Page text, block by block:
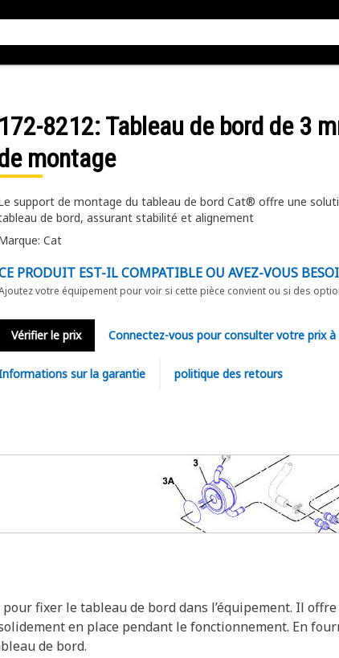
172-8212: Tableau de bord de 3
montage
support de montage du tableau de bord Cat® offre une
de bord, assurant stabilité et alignement
Cat
PRODUIT EST-IL COMPATIBLE OU AVEZ-VOUS
votre équipement pour voir si cette pièce convient ou si des
Vérifier le prix Connectez-vous pour consulter votre prix
sur la garantie politique des retours
fixer le tableau de bord dans l’équipement. Il
en place pendant le fonctionnement. En
de bord.